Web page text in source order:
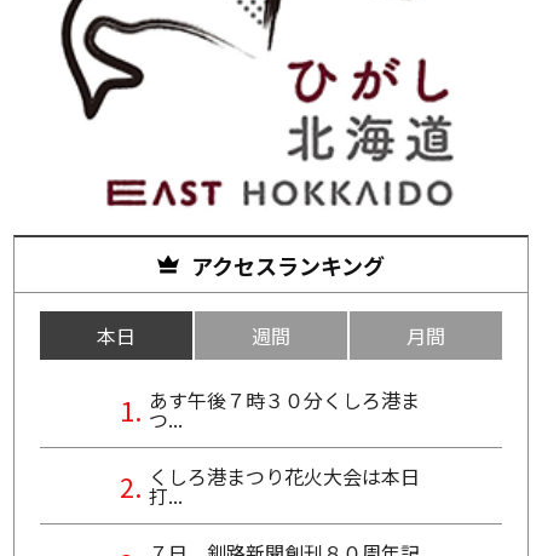
アクセスランキング
本日 週間 月間
あす午後７時３０分くしろ港ま
つ...
くしろ港まつり花火大会は本日
打...